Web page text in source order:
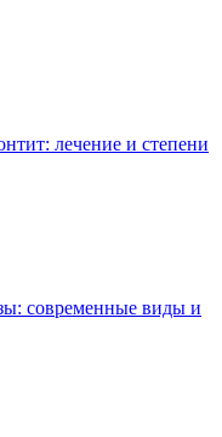
лечение и степени
современные виды и